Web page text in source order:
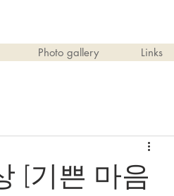
Photo gallery Links
[기쁜 마음